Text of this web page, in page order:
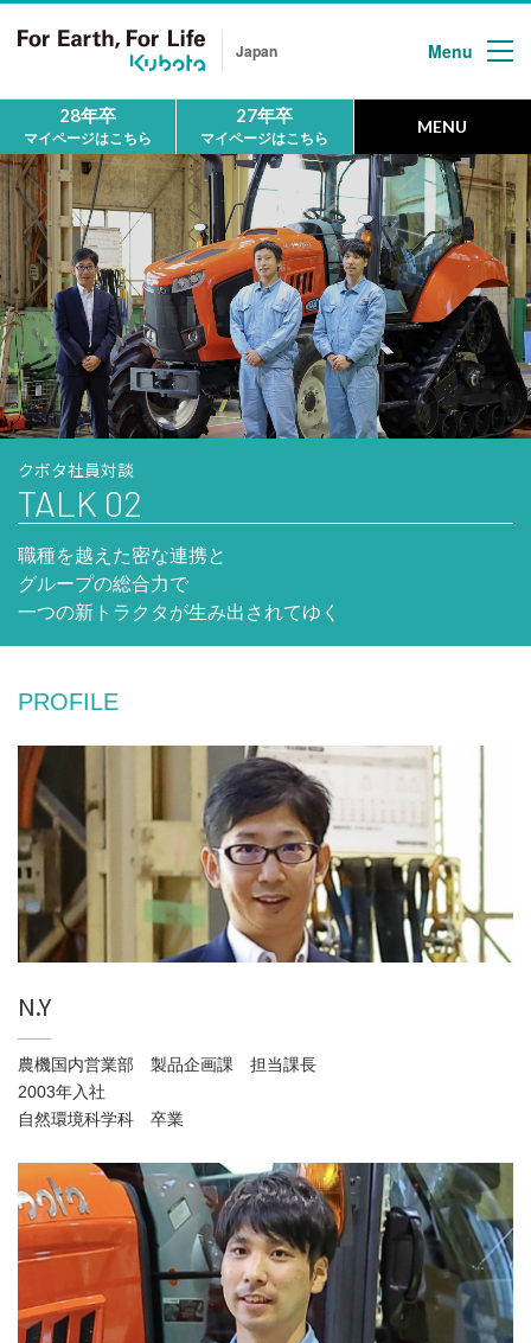
Japan Menu
28年卒
マイページはこちら
27年卒
マイページはこちら
MENU
HOME
ホーム
MESSAGE
メッセージ
First
クボタについて
People
地球の未来を拓く人
WORK LOCATION
働く場所を知る
WORKSTYLE
INTERNSHIP
インターンシップ情報
RECRUIT
採用情報
クボタ社員対談
TALK 02
職種を越えた密な連携と
グループの総合力で
一つの新トラクタが生み出されてゆく
PROFILE
N.Y
農機国内営業部 製品企画課 担当課長
2003年入社
自然環境科学科 卒業